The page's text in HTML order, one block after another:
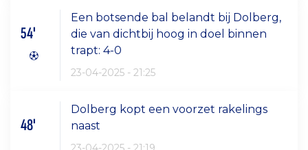
54'
Een botsende bal belandt bij Dolberg,
die van dichtbij hoog in doel binnen
trapt: 4-0
23-04-2025 - 21:25
48'
Dolberg kopt een voorzet rakelings
naast